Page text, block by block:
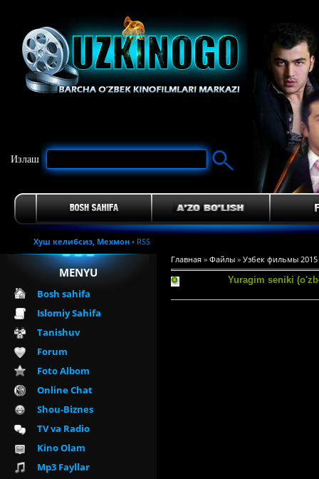
Излаш
Хуш келибсиз, Мехмон • RSS
MENYU
Bosh sahifa
Islomiy Sahifa
Tanishuv
Forum
Foto Albom
Online Chat
Shou-Biznes
TV va Radio
Kino Olam
Mp3 Fayllar
Главная » Файлы » Узбек фильмы 2015
Yuragim seniki